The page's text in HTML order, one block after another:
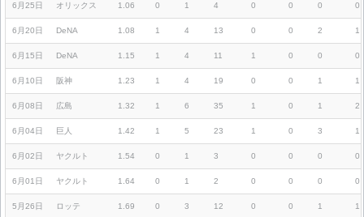
6月25日 オリックス 1.06 0 1 4 0 0 0 0
6月20日 DeNA 1.08 1 4 13 0 0 2 1
6月15日 DeNA 1.15 1 4 11 1 0 0 0
6月10日 阪神 1.23 1 4 19 0 0 1 1
6月08日 広島 1.32 1 6 35 1 0 1 2
6月04日 巨人 1.42 1 5 23 1 0 3 1
6月02日 ヤクルト 1.54 0 1 3 0 0 0 0
6月01日 ヤクルト 1.64 0 1 2 0 0 0 0
5月26日 ロッテ 1.69 0 3 12 0 0 1 1